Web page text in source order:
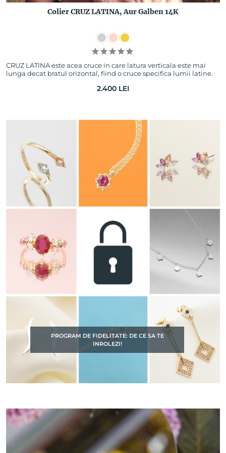
Colier CRUZ LATINA, Aur Galben 14K
CRUZ LATINA este acea cruce in care latura verticala este mai
lunga decat bratul orizontal, fiind o cruce specifica lumii latine.
2.400 LEI
PROGRAM DE FIDELITATE: DE CE SA TE
INROLEZI!